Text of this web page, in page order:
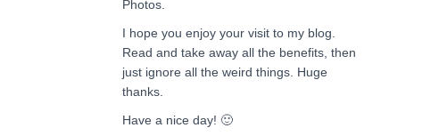
Photos.
I hope you enjoy your visit to my blog.
Read and take away all the benefits, then
just ignore all the weird things. Huge
thanks.
Have a nice day! 🙂